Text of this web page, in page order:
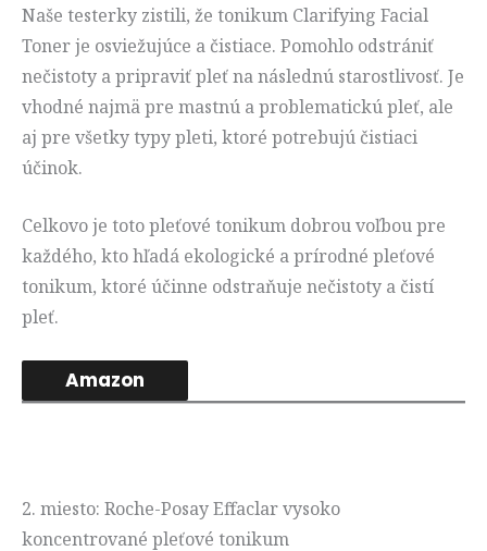
Naše testerky zistili, že tonikum Clarifying Facial
Toner je osviežujúce a čistiace. Pomohlo odstrániť
nečistoty a pripraviť pleť na následnú starostlivosť. Je
vhodné najmä pre mastnú a problematickú pleť, ale
aj pre všetky typy pleti, ktoré potrebujú čistiaci
účinok.
Celkovo je toto pleťové tonikum dobrou voľbou pre
každého, kto hľadá ekologické a prírodné pleťové
tonikum, ktoré účinne odstraňuje nečistoty a čistí
pleť.
Amazon
2. miesto: Roche-Posay Effaclar vysoko
koncentrované pleťové tonikum